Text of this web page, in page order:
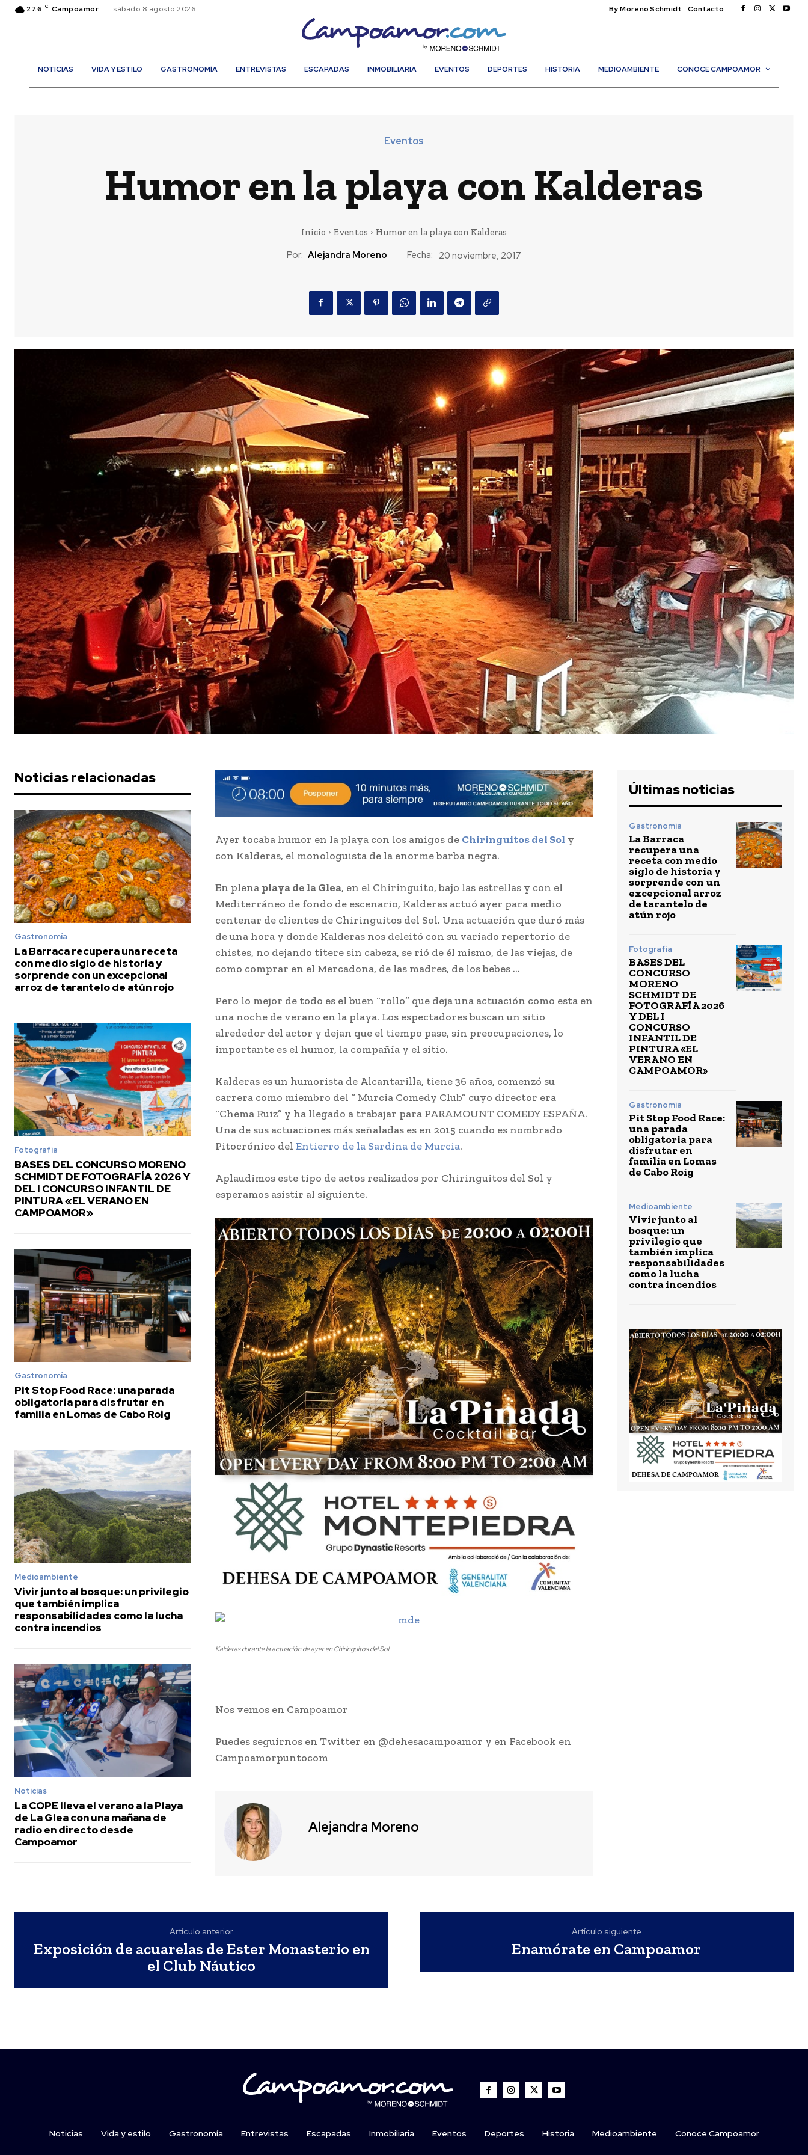
27.6 C Campoamor sábado 8 agosto 2026 By Moreno Schmidt Contacto
NOTICIAS VIDA Y ESTILO GASTRONOMÍA ENTREVISTAS ESCAPADAS INMOBILIARIA EVENTOS DEPORTES HISTORIA MEDIOAMBIENTE CONOCE CAMPOAMOR
Eventos
Humor en la playa con Kalderas
Inicio Eventos Humor en la playa con Kalderas
Por: Alejandra Moreno Fecha: 20 noviembre, 2017
Noticias relacionadas
Gastronomía
La Barraca recupera una receta
con medio siglo de historia y
sorprende con un excepcional
arroz de tarantelo de atún rojo
Fotografía
BASES DEL CONCURSO MORENO
SCHMIDT DE FOTOGRAFÍA 2026 Y
DEL I CONCURSO INFANTIL DE
PINTURA «EL VERANO EN
CAMPOAMOR»
Gastronomía
Pit Stop Food Race: una parada
obligatoria para disfrutar en
familia en Lomas de Cabo Roig
Medioambiente
Vivir junto al bosque: un privilegio
que también implica
responsabilidades como la lucha
contra incendios
Noticias
La COPE lleva el verano a la Playa
de La Glea con una mañana de
radio en directo desde
Campoamor
Ayer tocaba humor en la playa con los amigos de Chiringuitos del Sol y
con Kalderas, el monologuista de la enorme barba negra.
En plena playa de la Glea, en el Chiringuito, bajo las estrellas y con el
Mediterráneo de fondo de escenario, Kalderas actuó ayer para medio
centenar de clientes de Chiringuitos del Sol. Una actuación que duró más
de una hora y donde Kalderas nos deleitó con su variado repertorio de
chistes, no dejando títere sin cabeza, se rió de él mismo, de las viejas, de
como comprar en el Mercadona, de las madres, de los bebes …
Pero lo mejor de todo es el buen “rollo” que deja una actuación como esta en
una noche de verano en la playa. Los espectadores buscan un sitio
alrededor del actor y dejan que el tiempo pase, sin preocupaciones, lo
importante es el humor, la compañía y el sitio.
Kalderas es un humorista de Alcantarilla, tiene 36 años, comenzó su
carrera como miembro del “ Murcia Comedy Club” cuyo director era
“Chema Ruiz” y ha llegado a trabajar para PARAMOUNT COMEDY ESPAÑA.
Una de sus actuaciones más señaladas es en 2015 cuando es nombrado
Pitocrónico del Entierro de la Sardina de Murcia.
Aplaudimos este tipo de actos realizados por Chiringuitos del Sol y
esperamos asistir al siguiente.
Kalderas durante la actuación de ayer en Chiringuitos del Sol
Nos vemos en Campoamor
Puedes seguirnos en Twitter en @dehesacampoamor y en Facebook en
Campoamorpuntocom
Alejandra Moreno
Últimas noticias
Gastronomía
La Barraca
recupera una
receta con medio
siglo de historia y
sorprende con un
excepcional arroz
de tarantelo de
atún rojo
Fotografía
BASES DEL
CONCURSO
MORENO
SCHMIDT DE
FOTOGRAFÍA 2026
Y DEL I
CONCURSO
INFANTIL DE
PINTURA «EL
VERANO EN
CAMPOAMOR»
Gastronomía
Pit Stop Food Race:
una parada
obligatoria para
disfrutar en
familia en Lomas
de Cabo Roig
Medioambiente
Vivir junto al
bosque: un
privilegio que
también implica
responsabilidades
como la lucha
contra incendios
Artículo anterior
Exposición de acuarelas de Ester Monasterio en
el Club Náutico
Artículo siguiente
Enamórate en Campoamor
Noticias Vida y estilo Gastronomía Entrevistas Escapadas Inmobiliaria Eventos Deportes Historia Medioambiente Conoce Campoamor